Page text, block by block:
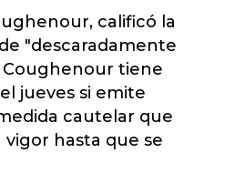
calificó la
"descaradamente
Coughenour tiene
jueves si emite
cautelar que
hasta que se